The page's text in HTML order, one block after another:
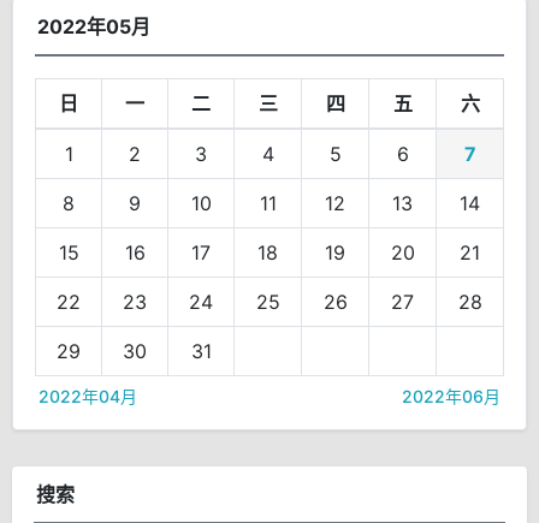
2022年05月
日 一 二 三 四 五 六
1 2 3 4 5 6 7
8 9 10 11 12 13 14
15 16 17 18 19 20 21
22 23 24 25 26 27 28
29 30 31
2022年04月 2022年06月
搜索